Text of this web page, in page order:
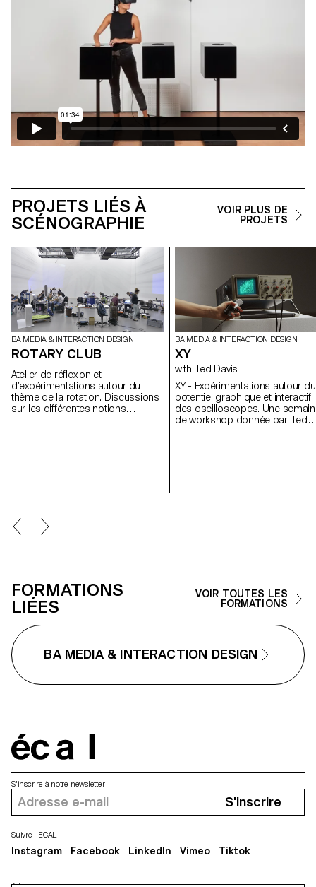
PROJETS LIÉS À
SCÉNOGRAPHIE
VOIR PLUS DE
PROJETS
BA MEDIA & INTERACTION DESIGN
ROTARY CLUB
Atelier de réflexion et
d’expérimentations autour du
thème de la rotation. Discussions
sur les différentes notions
BA MEDIA & INTERACTION DESIGN
XY
with Ted Davis
XY - Expérimentations autour du
potentiel graphique et interactif
des oscilloscopes. Une semaine
de workshop donnée par Ted
FORMATIONS
LIÉES
VOIR TOUTES LES
FORMATIONS
BA MEDIA & INTERACTION DESIGN
S'inscrire à notre newsletter
S'inscrire
Suivre l'ECAL
Instagram Facebook LinkedIn Vimeo Tiktok